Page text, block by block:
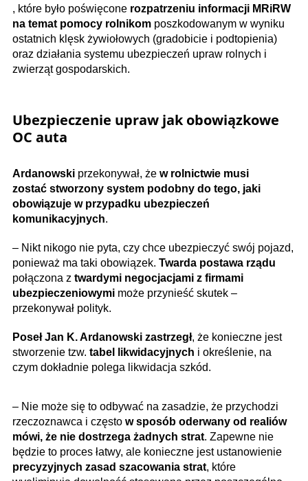
, które było poświęcone rozpatrzeniu informacji MRiRW
na temat pomocy rolnikom poszkodowanym w wyniku
ostatnich klęsk żywiołowych (gradobicie i podtopienia)
oraz działania systemu ubezpieczeń upraw rolnych i
zwierząt gospodarskich.
Ubezpieczenie upraw jak obowiązkowe
OC auta
Ardanowski przekonywał, że w rolnictwie musi
zostać stworzony system podobny do tego, jaki
obowiązuje w przypadku ubezpieczeń
komunikacyjnych.
– Nikt nikogo nie pyta, czy chce ubezpieczyć swój pojazd,
ponieważ ma taki obowiązek. Twarda postawa rządu
połączona z twardymi negocjacjami z firmami
ubezpieczeniowymi może przynieść skutek –
przekonywał polityk.
Poseł Jan K. Ardanowski zastrzegł, że konieczne jest
stworzenie tzw. tabel likwidacyjnych i określenie, na
czym dokładnie polega likwidacja szkód.
– Nie może się to odbywać na zasadzie, że przychodzi
rzeczoznawca i często w sposób oderwany od realiów
mówi, że nie dostrzega żadnych strat. Zapewne nie
będzie to proces łatwy, ale konieczne jest ustanowienie
precyzyjnych zasad szacowania strat, które